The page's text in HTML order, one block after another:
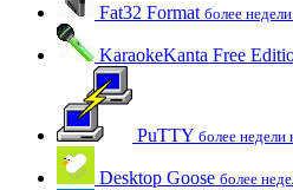
Fat32 Format более
KaraokeKanta Free
PuTTY более недели
Desktop Goose более